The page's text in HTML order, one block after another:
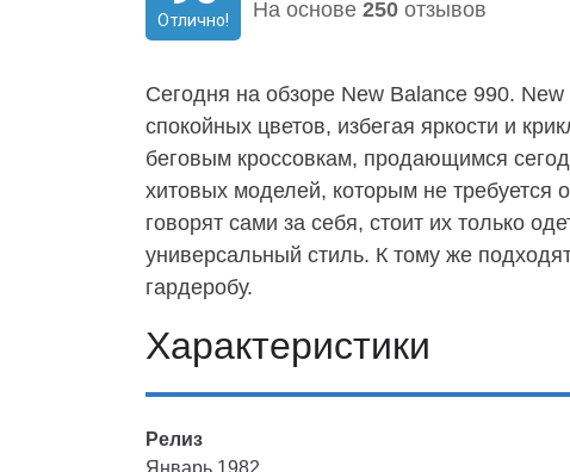
Отлично! На основе 250 отзывов
Сегодня на обзоре New Balance 990.
спокойных цветов, избегая яркости и
беговым кроссовкам, продающимся
хитовых моделей, которым не требуется
говорят сами за себя, стоит их только
универсальный стиль. К тому же
гардеробу.
Характеристики
Релиз
Январь 1982